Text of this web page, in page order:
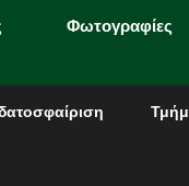
Φωτογραφίες